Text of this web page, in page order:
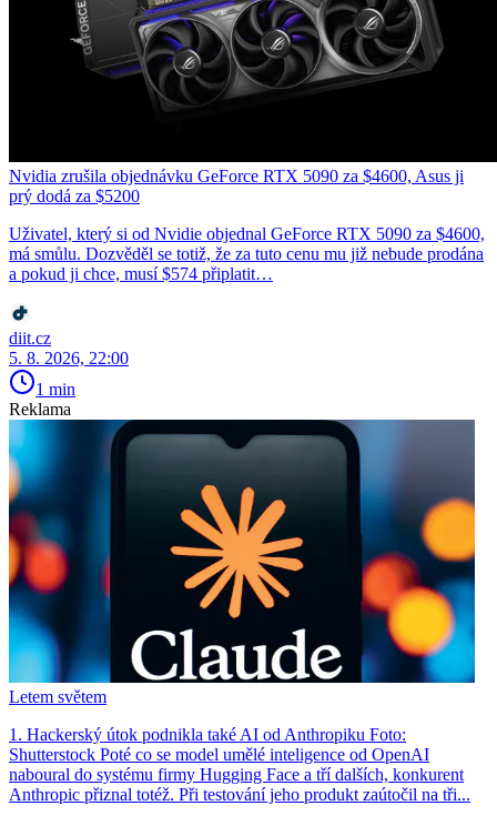
Nvidia zrušila objednávku GeForce RTX 5090 za $4600, Asus ji
prý dodá za $5200
Uživatel, který si od Nvidie objednal GeForce RTX 5090 za $4600,
má smůlu. Dozvěděl se totiž, že za tuto cenu mu již nebude prodána
a pokud ji chce, musí $574 připlatit…
diit.cz
5. 8. 2026, 22:00
1 min
Reklama
Letem světem
1. Hackerský útok podnikla také AI od Anthropiku Foto:
Shutterstock Poté co se model umělé inteligence od OpenAI
naboural do systému firmy Hugging Face a tří dalších, konkurent
Anthro­pic přiznal totéž. Při testování jeho produkt zaútočil na tři...